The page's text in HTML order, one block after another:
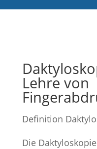
Lehre von
Definition
Die